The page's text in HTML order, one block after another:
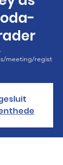
meeting/regist